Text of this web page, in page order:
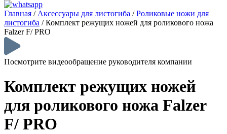
Главная / Аксессуары для листогиба /Роликовые ножи для
листогиба /Комплект режущих ножей для роликового ножа
Falzer F/ PRO
Посмотрите видеообращение руководителя компании
Комплект режущих ножей
для роликового ножа Falzer
F/ PRO